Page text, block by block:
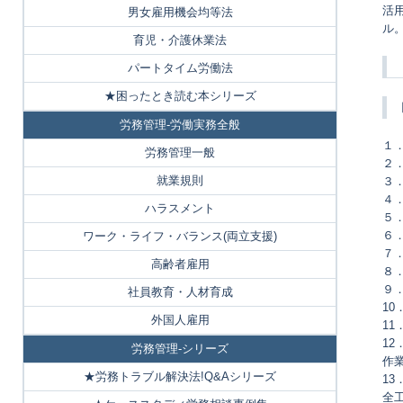
活
ル
１
２
３
４
５
６
７
８
９
10
11
12
作
13
全
男女雇用機会均等法
育児・介護休業法
パートタイム労働法
★困ったとき読む本シリーズ
労務管理-労働実務全般
労務管理一般
就業規則
ハラスメント
ワーク・ライフ・バランス(両立支援)
高齢者雇用
社員教育・人材育成
外国人雇用
労務管理-シリーズ
★労務トラブル解決法!Q&Aシリーズ